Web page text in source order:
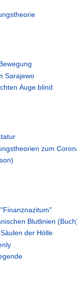
Sarajewo
Auge blind
zum
Blutlinien
der Hölle